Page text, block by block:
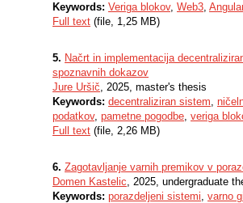
Keywords: Veriga blokov, Web3, Angular
Full text (file, 1,25 MB)
5. Načrt in implementacija
spoznavnih dokazov
Jure Uršič, 2025, master's thesis
Keywords: decentraliziran sistem,
podatkov, pametne pogodbe, veriga
Full text (file, 2,26 MB)
6. Zagotavljanje varnih premikov v
Domen Kastelic, 2025, undergraduate
Keywords: porazdeljeni sistemi, varno